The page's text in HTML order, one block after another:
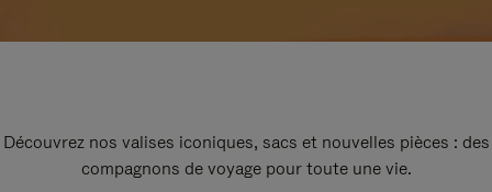
Découvrez nos valises iconiques, sacs et nouvelles pièces : des
compagnons de voyage pour toute une vie.